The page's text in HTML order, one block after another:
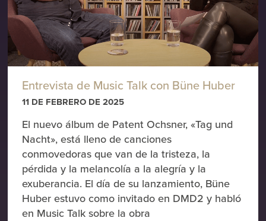
Entrevista de Music Talk con Büne Huber
11 DE FEBRERO DE 2025
El nuevo álbum de Patent Ochsner, «Tag und
Nacht», está lleno de canciones
conmovedoras que van de la tristeza, la
pérdida y la melancolía a la alegría y la
exuberancia. El día de su lanzamiento, Büne
Huber estuvo como invitado en DMD2 y habló
en Music Talk sobre la obra